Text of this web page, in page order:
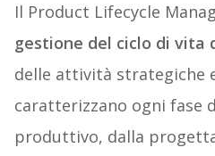
Il Product Lifecycle
gestione del ciclo di vita
delle attività strategiche
caratterizzano ogni fase
produttivo, dalla